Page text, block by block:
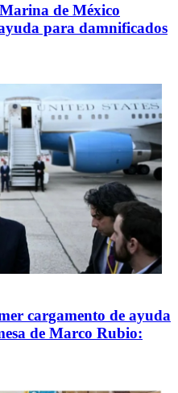
de México
para damnificados
cargamento de ayuda
de Marco Rubio: